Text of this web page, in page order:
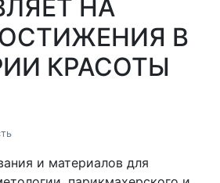
НА
В
КРАСОТЫ
и материалов для